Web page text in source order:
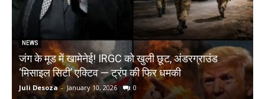
NEWS
जंग के मूड में खामेनेई! IRGC को खुली छूट, अंडरग्राउंड
‘मिसाइल सिटी’ एक्टिव — ट्रंप की फिर धमकी
Juli Desoza - January 10, 2026 0